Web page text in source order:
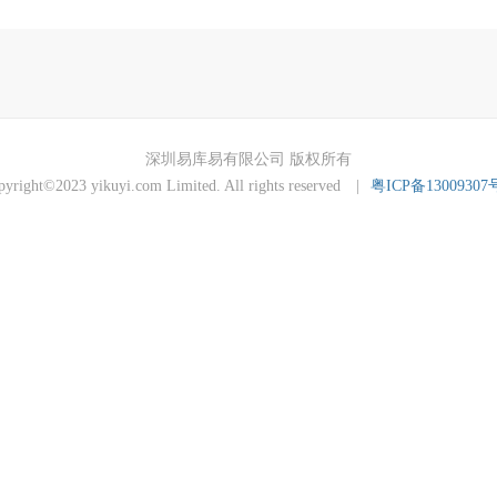
深圳易库易有限公司 版权所有
yikuyi.com Limited. All rights reserved
粤ICP备13009307